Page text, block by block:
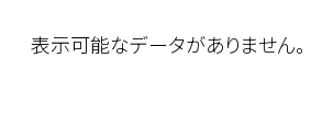
表示可能なデータがありません。